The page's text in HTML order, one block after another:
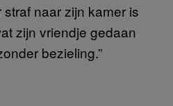
naar zijn kamer is
zijn vriendje gedaan
bezieling.”